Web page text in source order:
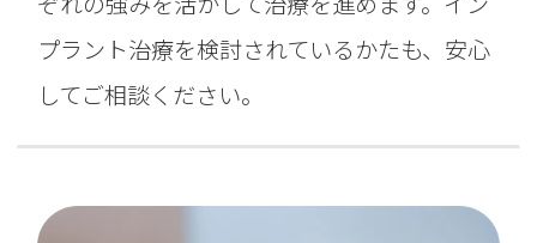
プラント治療を検討されているかたも、安心
してご相談ください。